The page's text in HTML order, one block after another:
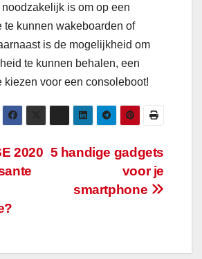
is om op een
te kunnen wakeboarden of
is de mogelijkheid om
te kunnen behalen, een
kiezen voor een consoleboot!
5 handige gadgets
voor je
smartphone
2020